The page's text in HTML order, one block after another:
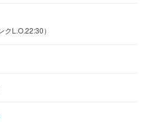
クL.O.22:30）